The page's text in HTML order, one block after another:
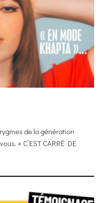
de la génération
« C’EST CARRÉ DE